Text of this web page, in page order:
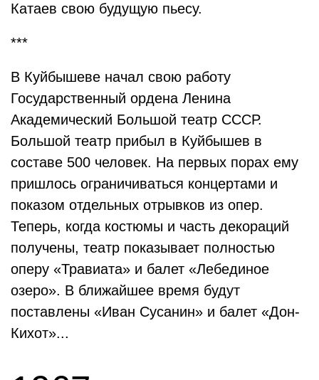
Катаев свою будущую пьесу.
***
В Куйбышеве начал свою работу
Государственный ордена Ленина
Академический Большой театр СССР.
Большой театр прибыл в Куйбышев в
составе 500 человек. На первых порах ему
пришлось ограничиваться концертами и
показом отдельных отрывков из опер.
Теперь, когда костюмы и часть декораций
получены, театр показывает полностью
оперу «Травиата» и балет «Лебединое
озеро». В ближайшее время будут
поставлены «Иван Сусанин» и балет «Дон-
Кихот»...